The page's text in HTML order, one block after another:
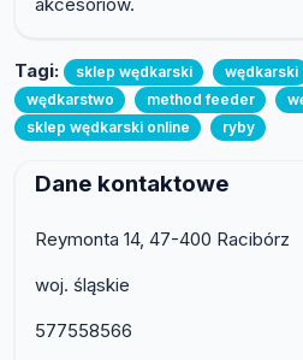
Tagi: sklep wędkarski wędkarski
wędkarstwo
method feeder
sklep wędkarski online
ryby
Dane kontaktowe
Reymonta 14, 47-400 Racibórz
woj. śląskie
577558566